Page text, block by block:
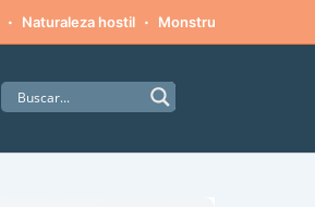
· Naturaleza hostil · Monstruos